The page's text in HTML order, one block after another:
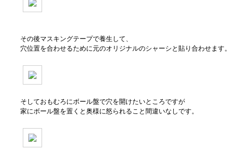
その後マスキングテープで養生して、
穴位置を合わせるために元のオリジナルのシャーシと貼り合わせます
そしておもむろにボール盤で穴を開けたいところですが
家にボール盤を置くと奥様に怒られること間違いなしです。